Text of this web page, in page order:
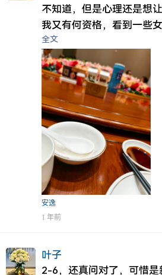
不知道，但是心理还是想
我又有何资格，看到一些
福我生日快乐，最重要的
都不知道，当初实在没想
今天确实不是很开心，虽
吃饭，也陪我过生日，可
全文
安逸
1 年前
叶子
2-6，还真问对了，可惜是